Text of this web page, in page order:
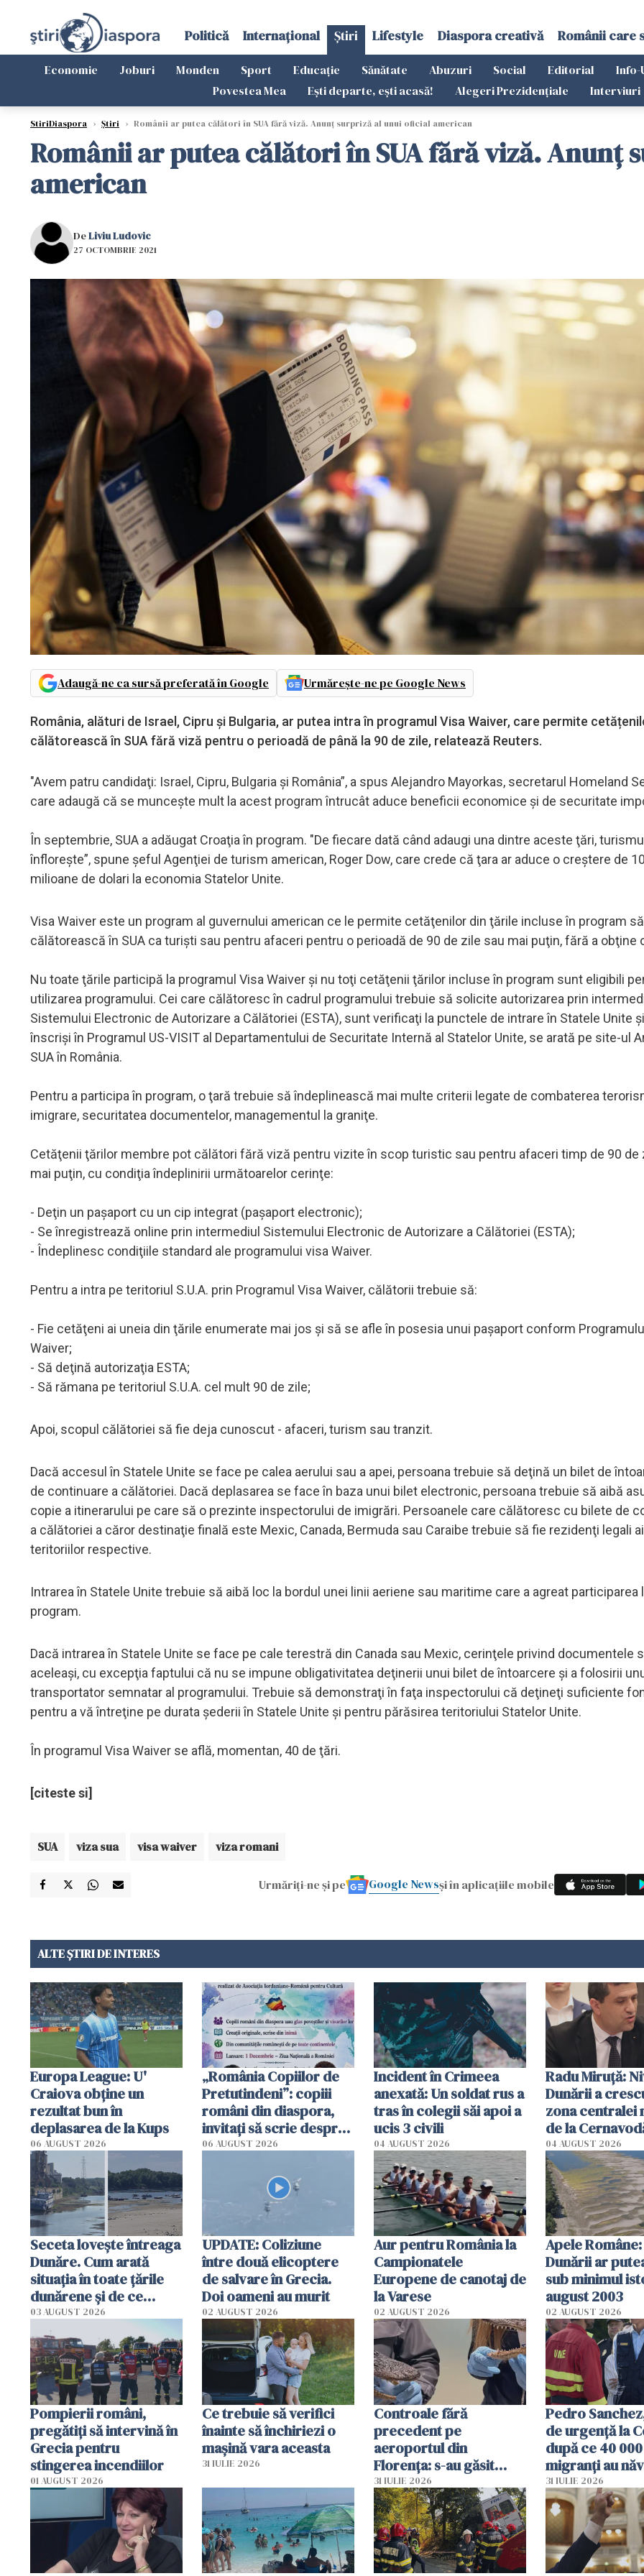
Politică Internațional Știri Lifestyle Diaspora creativă Românii care
Economie Joburi Monden Sport Educație Sănătate Abuzuri Social Editorial Info-
Povestea Mea
Ești departe, ești acasă! Alegeri Prezidențiale Interviuri
StiriDiaspora › Știri › Românii ar putea călători în SUA fără viză. Anunț surpriză al unui oficial american
Românii ar putea călători în SUA fără viză. Anunț
american
DeLiviu Ludovic
27 OCTOMBRIE 2021
Adaugă-ne ca sursă preferată în Google Urmărește-ne pe Google News
România, alături de Israel, Cipru și Bulgaria, ar putea intra în programul Visa Waiver, care permite
călătorească în SUA fără viză pentru o perioadă de până la 90 de zile, relatează Reuters.
"Avem patru candidaţi: Israel, Cipru, Bulgaria şi România”, a spus Alejandro Mayorkas, secretarul Homeland
care adaugă că se munceşte mult la acest program întrucât aduce beneficii economice şi de securitate
În septembrie, SUA a adăugat Croaţia în program. "De fiecare dată când adaugi una dintre aceste ţări,
înfloreşte”, spune şeful Agenţiei de turism american, Roger Dow, care crede că ţara ar aduce o creştere de
milioane de dolari la economia Statelor Unite.
Visa Waiver este un program al guvernului american ce le permite cetăţenilor din ţările incluse în program să
călătorească în SUA ca turişti sau pentru afaceri pentru o perioadă de 90 de zile sau mai puţin, fără a obţine
Nu toate ţările participă la programul Visa Waiver şi nu toţi cetăţenii ţărilor incluse în program sunt eligibili
utilizarea programului. Cei care călătoresc în cadrul programului trebuie să solicite autorizarea prin
Sistemului Electronic de Autorizare a Călătoriei (ESTA), sunt verificaţi la punctele de intrare în Statele Unite
înscrişi în Programul US-VISIT al Departamentului de Securitate Internă al Statelor Unite, se arată pe site-ul
SUA în România.
Pentru a participa în program, o ţară trebuie să îndeplinească mai multe criterii legate de combaterea
imigrare, securitatea documentelor, managementul la graniţe.
Cetăţenii ţărilor membre pot călători fără viză pentru vizite în scop turistic sau pentru afaceri timp de 90 de
mai puţin, cu condiţia îndeplinirii următoarelor cerinţe:
- Deţin un paşaport cu un cip integrat (paşaport electronic);
- Se înregistrează online prin intermediul Sistemului Electronic de Autorizare a Călătoriei (ESTA);
- Îndeplinesc condiţiile standard ale programului visa Waiver.
Pentru a intra pe teritoriul S.U.A. prin Programul Visa Waiver, călătorii trebuie să:
- Fie cetăţeni ai uneia din ţările enumerate mai jos şi să se afle în posesia unui paşaport conform
Waiver;
- Să deţină autorizaţia ESTA;
- Să rămana pe teritoriul S.U.A. cel mult 90 de zile;
Apoi, scopul călătoriei să fie deja cunoscut - afaceri, turism sau tranzit.
Dacă accesul în Statele Unite se face pe calea aerului sau a apei, persoana trebuie să deţină un bilet de
de continuare a călătoriei. Dacă deplasarea se face în baza unui bilet electronic, persoana trebuie să aibă
copie a itinerarului pe care să o prezinte inspectorului de imigrări. Persoanele care călătoresc cu bilete de
a călătoriei a căror destinaţie finală este Mexic, Canada, Bermuda sau Caraibe trebuie să fie rezidenţi legali ai
teritoriilor respective.
Intrarea în Statele Unite trebuie să aibă loc la bordul unei linii aeriene sau maritime care a agreat participarea
program.
Dacă intrarea în Statele Unite se face pe cale terestră din Canada sau Mexic, cerinţele privind documentele
aceleaşi, cu excepţia faptului că nu se impune obligativitatea deţinerii unui bilet de întoarcere şi a folosirii
transportator semnatar al programului. Trebuie să demonstraţi în faţa inspectorului că deţineţi suficiente
pentru a vă întreţine pe durata şederii în Statele Unite şi pentru părăsirea teritoriului Statelor Unite.
În programul Visa Waiver se află, momentan, 40 de ţări.
[citeste si]
SUA viza sua visa waiver viza romani
Urmăriți-ne și pe Google Newsși în aplicațiile mobile
ALTE ȘTIRI DE INTERES
Europa League: U'
Craiova obține un
rezultat bun în
deplasarea de la Kups
06 AUGUST 2026
„România Copiilor de
Pretutindeni”: copiii
români din diaspora,
invitați să scrie despre
România într-un volum
06 AUGUST 2026
Incident în Crimeea
anexată: Un soldat rus a
tras în colegii săi apoi a
ucis 3 civili
04 AUGUST 2026
Radu Miruţă:
Dunării a
zona centralei
de la
cm faţă de
04 AUGUST 2026
Seceta lovește întreaga
Dunăre. Cum arată
situația în toate țările
dunărene și de ce
România resimte
efectele, deși a plouat
în iulie
03 AUGUST 2026
UPDATE: Coliziune
între două elicoptere
de salvare în Grecia.
Doi oameni au murit
02 AUGUST 2026
Aur pentru România la
Campionatele
Europene de canotaj de
la Varese
02 AUGUST 2026
Apele
Dunării ar
sub minimul
august 2003
02 AUGUST 2026
Pompierii români,
pregătiţi să intervină în
Grecia pentru
stingerea incendiilor
01 AUGUST 2026
Ce trebuie să verifici
înainte să închiriezi o
mașină vara aceasta
31 IULIE 2026
Controale fără
precedent pe
aeroportul din
Florența: s-au găsit
capete de aligator și o
sumă imensă de bani
31 IULIE 2026
Pedro
de urgență la
după ce 40
migranți au
teritoriul
mobiliza toate
resursele"
31 IULIE 2026